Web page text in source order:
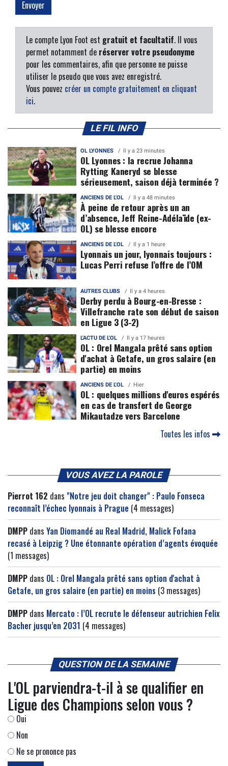
Le compte Lyon Foot est gratuit et facultatif. Il vous
permet notamment de réserver votre pseudonyme
pour les commentaires, afin que personne ne puisse
utiliser le pseudo que vous avez enregistré.
Vous pouvez créer un compte gratuitement en cliquant
ici.
LE FIL INFO
OL LYONNES Il y a 23 minutes
OL Lyonnes : la recrue Johanna
Rytting Kaneryd se blesse
sérieusement, saison déjà terminée ?
ANCIENS DE L'OL Il y a 48 minutes
À peine de retour après un an
d’absence, Jeff Reine-Adélaïde (ex-
OL) se blesse encore
ANCIENS DE L'OL Il y a 1 heure
Lyonnais un jour, lyonnais toujours :
Lucas Perri refuse l’offre de l’OM
AUTRES CLUBS Il y a 4 heures
Derby perdu à Bourg-en-Bresse :
Villefranche rate son début de saison
en Ligue 3 (3-2)
L'ACTU DE L'OL Il y a 17 heures
OL : Orel Mangala prêté sans option
d'achat à Getafe, un gros salaire (en
partie) en moins
ANCIENS DE L'OL Hier
OL : quelques millions d'euros espérés
en cas de transfert de George
Mikautadze vers Barcelone
Toutes les infos
VOUS AVEZ LA PAROLE
Pierrot 162 dans "Notre jeu doit changer" : Paulo Fonseca
reconnaît l’échec lyonnais à Prague (4 messages)
DMPP dans Yan Diomandé au Real Madrid, Malick Fofana
recasé à Leipzig ? Une étonnante opération d’agents évoquée
(1 messages)
DMPP dans OL : Orel Mangala prêté sans option d'achat à
Getafe, un gros salaire (en partie) en moins (3 messages)
DMPP dans Mercato : l’OL recrute le défenseur autrichien Felix
Bacher jusqu’en 2031 (4 messages)
QUESTION DE LA SEMAINE
L'OL parviendra-t-il à se qualifier en
Ligue des Champions selon vous ?
Oui
Non
Ne se prononce pas